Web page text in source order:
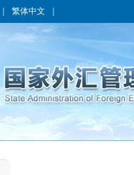
繁体中文